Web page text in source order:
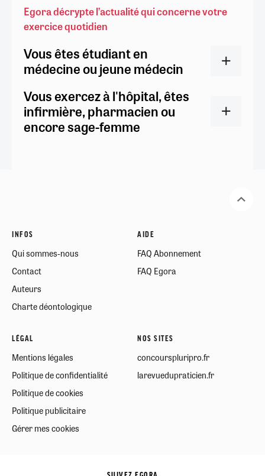
Egora décrypte l’actualité qui concerne votre
exercice quotidien
Vous êtes étudiant en
médecine ou jeune médecin
Vous exercez à l'hôpital, êtes
infirmière, pharmacien ou
encore sage-femme
INFOS
Qui sommes-nous
Contact
Auteurs
Charte déontologique
AIDE
FAQ Abonnement
FAQ Egora
LÉGAL
Mentions légales
Politique de confidentialité
Politique de cookies
Politique publicitaire
Gérer mes cookies
NOS SITES
concourspluripro.fr
larevuedupraticien.fr